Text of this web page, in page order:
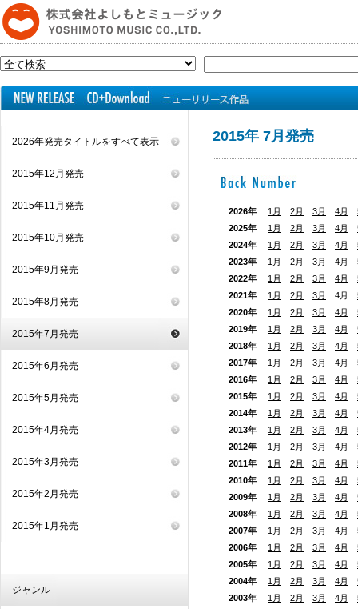
2026年発売タイトルをすべて表示
2015年12月発売
2015年11月発売
2015年10月発売
2015年9月発売
2015年8月発売
2015年7月発売
2015年6月発売
2015年5月発売
2015年4月発売
2015年3月発売
2015年2月発売
2015年1月発売
ジャンル
2015年 7月発売
2026年 ｜ 1月 2月 3月 4月
2025年 ｜ 1月 2月 3月 4月
2024年 ｜ 1月 2月 3月 4月
2023年 ｜ 1月 2月 3月 4月
2022年 ｜ 1月 2月 3月 4月
2021年 ｜ 1月 2月 3月 4月
2020年 ｜ 1月 2月 3月 4月
2019年 ｜ 1月 2月 3月 4月
2018年 ｜ 1月 2月 3月 4月
2017年 ｜ 1月 2月 3月 4月
2016年 ｜ 1月 2月 3月 4月
2015年 ｜ 1月 2月 3月 4月
2014年 ｜ 1月 2月 3月 4月
2013年 ｜ 1月 2月 3月 4月
2012年 ｜ 1月 2月 3月 4月
2011年 ｜ 1月 2月 3月 4月
2010年 ｜ 1月 2月 3月 4月
2009年 ｜ 1月 2月 3月 4月
2008年 ｜ 1月 2月 3月 4月
2007年 ｜ 1月 2月 3月 4月
2006年 ｜ 1月 2月 3月 4月
2005年 ｜ 1月 2月 3月 4月
2004年 ｜ 1月 2月 3月 4月
2003年 ｜ 1月 2月 3月 4月